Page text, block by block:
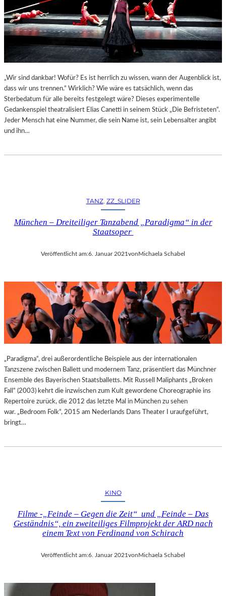
„Wir sind dankbar! Wofür? Es ist herrlich zu wissen, wann der Augenblick ist,
dass wir uns trennen.“ Wirklich? Wie wäre es tatsächlich, wenn das
Sterbedatum für alle bereits festgelegt wäre? Dieses experimentelle
Gedankenspiel theatralisiert Elias Canetti in seinem Stück „Die Befristeten“.
Jeder Mensch hat eine Nummer, die sein Name ist, sein Lebensalter angibt
und ihn…
TANZ, ZZ_SLIDER
München – Dreiteiliger Tanzabend „Paradigma“ in der
Staatsoper
Veröffentlicht am:6. Januar 2021von Michaela Schabel
„Paradigma“, drei außerordentliche Beispiele aus der internationalen
Tanzszene zwischen Ballett und modernem Tanz, präsentiert das Münchner
Ensemble des Bayerischen Staatsballetts. Mit Russell Maliphants „Broken
Fall“ (2003) kehrt die inzwischen zum Kult gewordene Choreographie ins
Repertoire zurück, die 2012 das letzte Mal in München zu sehen
war. „Bedroom Folk“, 2015 am Nederlands Dans Theater I uraufgeführt,
bringt…
KINO
Filme -„Feinde – Gegen die Zeit“ und „Feinde – Das
Geständnis“, ein zweiteiliges Filmprojekt der ARD nach
einem Text von Ferdinand von Schirach
Veröffentlicht am:6. Januar 2021von Michaela Schabel